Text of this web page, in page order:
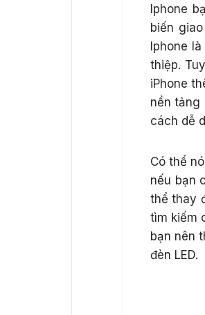
Iphone
biến
Iphone
thiệp.
iPhone
nền tảng
cách dễ
Có thể
nếu bạn
thể thay
tìm kiếm
bạn nên
đèn LED.